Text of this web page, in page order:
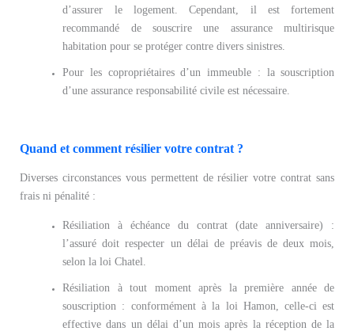
d’assurer le logement. Cependant, il est fortement
recommandé de souscrire une assurance multirisque
habitation pour se protéger contre divers sinistres.
Pour les copropriétaires d’un immeuble : la souscription
d’une assurance responsabilité civile est nécessaire.
Quand et comment résilier votre contrat ?
Diverses circonstances vous permettent de résilier votre contrat sans
frais ni pénalité :
Résiliation à échéance du contrat (date anniversaire) :
l’assuré doit respecter un délai de préavis de deux mois,
selon la loi Chatel.
Résiliation à tout moment après la première année de
souscription : conformément à la loi Hamon, celle-ci est
effective dans un délai d’un mois après la réception de la